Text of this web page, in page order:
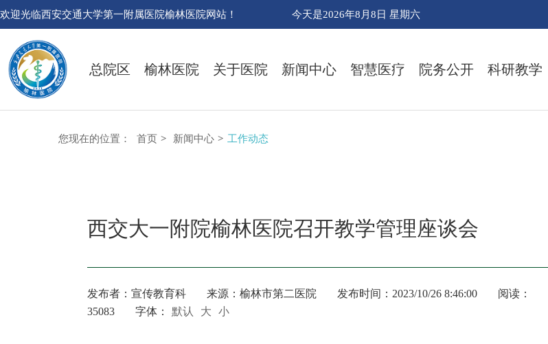
欢迎光临西安交通大学第一附属医院榆林医院网站！ 今天是2026年8月8日 星期六
总院区 榆林医院 关于医院 新闻中心 智慧医疗 院务公开 科研教学
您现在的位置： 首页 > 新闻中心 > 工作动态
西交大一附院榆林医院召开教学管理座谈会
发布者：宣传教育科 来源：榆林市第二医院 发布时间：2023/10/26 8:46:00
阅读：
35083
字体： 默认 大 小